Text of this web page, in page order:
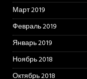
Март 2019
Февраль 2019
Январь 2019
Ноябрь 2018
Октябрь 2018